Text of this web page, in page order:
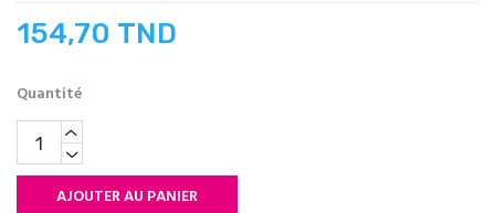
154,70 TND
Quantité
AJOUTER AU PANIER